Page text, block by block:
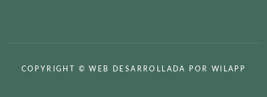
COPYRIGHT © WEB DESARROLLADA POR WILAPP